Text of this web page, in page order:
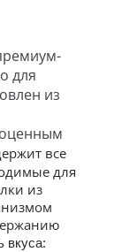
для
из
все
для
из
вкуса: